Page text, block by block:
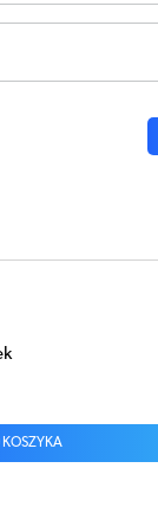
KOSZYKA